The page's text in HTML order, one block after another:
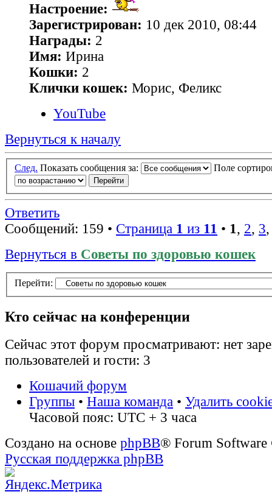
Настроение:
Зарегистрирован: 10 дек 2010, 08:44
Награды: 2
Имя: Ирина
Кошки: 2
Клички кошек: Морис, Феликс
YouTube
Вернуться к началу
След. Показать сообщения за: Поле
Ответить
Сообщений: 159 • Страница 1 из 11 • 1, 2, 3
Вернуться в Советы по здоровью кошек
Перейти:
Кто сейчас на конференции
Сейчас этот форум просматривают: нет
пользователей и гости: 3
Кошачий форум
Группы • Наша команда • Удалить
Часовой пояс: UTC + 3 часа
Создано на основе phpBB® Forum
Русская поддержка phpBB